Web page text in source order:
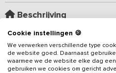
Beschrijving
Landelijk gelegen in Limburg, op
Maas en omringd door natuur,
gezamenlijk binnenzwembad. Dit
vakantieadresligt op een
Cookie instellingen 🍪
We verwerken verschillende type
de website goed. Daarnaast
waarmee we de website elke dag
gebruiken we cookies om gericht